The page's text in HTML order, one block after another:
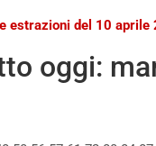
estrazioni del 10 aprile
oggi: